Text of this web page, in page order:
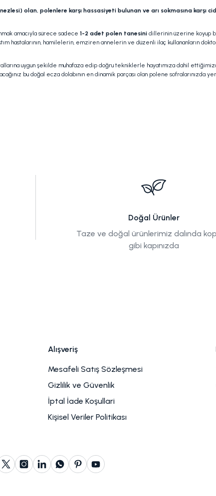
olan, polenlere karşı hassasiyeti bulunan ve arı sokmasına karşı
amacıyla sürece sadece 1-2 adet polen tanesini dillerinin üzerine koyup
hastalarının, hamilelerin, emziren annelerin ve düzenli ilaç kullananların
uygun şekilde muhafaza edip doğru tekniklerle hayatımıza dahil
bu doğal ecza dolabının en dinamik parçası olan polene sofralarınızda
Doğal Ürünler
Taze ve doğal ürünlerimiz dalında
gibi kapınızda
Alışveriş
Mesafeli Satış Sözleşmesi
Gizlilik ve Güvenlik
İptal İade Koşullari
Kişisel Veriler Politikası